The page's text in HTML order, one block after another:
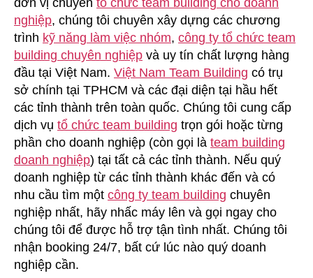
nghiệp, chúng tôi chuyên xây dựng các chương
trình kỹ năng làm việc nhóm, công ty tổ chức team
building chuyên nghiệp và uy tín chất lượng hàng
đầu tại Việt Nam. Việt Nam Team Building có trụ
sở chính tại TPHCM và các đại diện tại hầu hết
các tỉnh thành trên toàn quốc. Chúng tôi cung cấp
dịch vụ tổ chức team building trọn gói hoặc từng
phần cho doanh nghiệp (còn gọi là team building
doanh nghiệp) tại tất cả các tỉnh thành. Nếu quý
doanh nghiệp từ các tỉnh thành khác đến và có
nhu cầu tìm một công ty team building chuyên
nghiệp nhất, hãy nhấc máy lên và gọi ngay cho
chúng tôi để được hỗ trợ tận tình nhất. Chúng tôi
nhận booking 24/7, bất cứ lúc nào quý doanh
nghiệp cần.